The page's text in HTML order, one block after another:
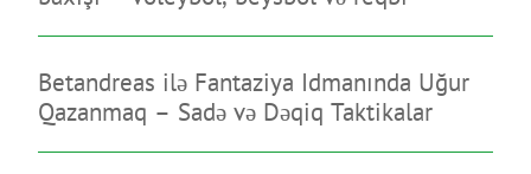
Betandreas ilə Fantaziya Idmanında Uğur
Qazanmaq – Sadə və Dəqiq Taktikalar